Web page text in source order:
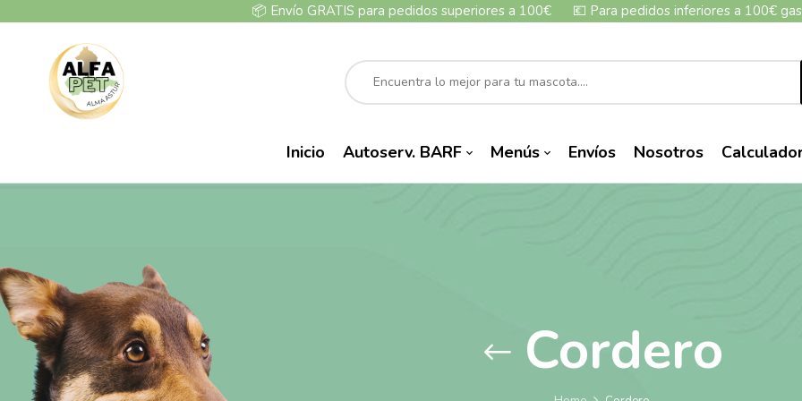
📦 Envío GRATIS para pedidos superiores a 100€ 💶 Para pedidos inferiores a 100€
Inicio Autoserv. BARF Menús Envíos Nosotros
Cordero